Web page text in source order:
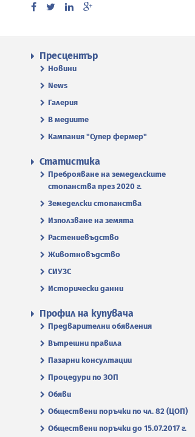
Пресцентър
Новини
News
Галерия
В медиите
Кампания "Супер фермер"
Статистика
Преброяване на земеделските
стопанства през 2020 г.
Земеделски стопанства
Използване на земята
Растениевъдство
Животновъдство
СИУЗС
Исторически данни
Профил на купувача
Предварителни обявления
Вътрешни правила
Пазарни консултации
Процедури по ЗОП
Обяви
Обществени поръчки по чл. 82 (ЦОП)
Обществени поръчки до 15.07.2017 г.